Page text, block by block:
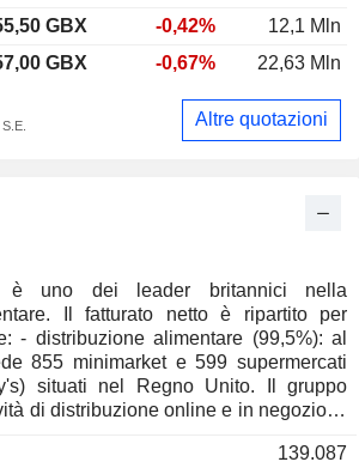
è uno dei leader britannici nella
Il fatturato netto è ripartito per
al
855 minimarket e 599 supermercati
situati nel Regno Unito. Il gruppo
di distribuzione online e in negozio di
- servizi bancari (0,5%):
139.087
GBX -0,42%
12,1 Mln
GBX -0,67% 22,63 Mln
Altre quotazioni